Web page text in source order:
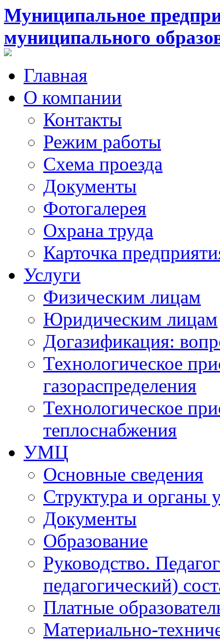
Муниципальное
муниципального
Главная
О компании
Контакты
Режим работы
Схема проезда
Документы
Фотогалерея
Охрана труда
Карточка
Услуги
Физическим лицам
Юридическим лицам
Догазификация:
Технологическое
газораспределения
Технологическое
теплоснабжения
УМЦ
Основные сведения
Структура и органы
Документы
Образование
Руководство.
педагогический)
Платные
Материально-